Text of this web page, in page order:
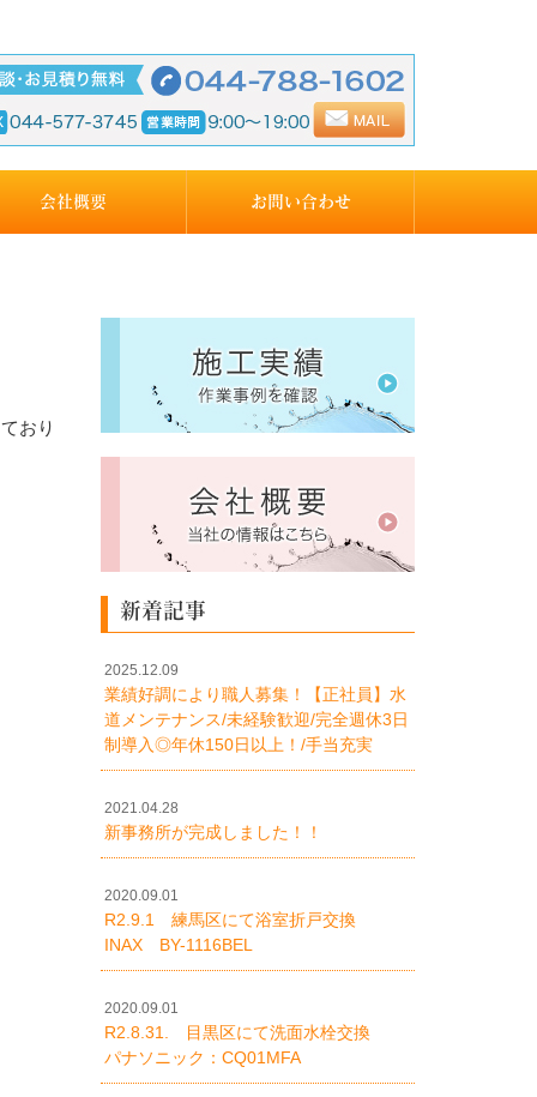
会社概要 お問い合わせ
おり
新着記事
2025.12.09
業績好調により職人募集！【正社員】水
道メンテナンス/未経験歓迎/完全週休3日
制導入◎年休150日以上！/手当充実
2021.04.28
新事務所が完成しました！！
2020.09.01
R2.9.1 練馬区にて浴室折戸交換
INAX BY-1116BEL
2020.09.01
R2.8.31. 目黒区にて洗面水栓交換
パナソニック：CQ01MFA